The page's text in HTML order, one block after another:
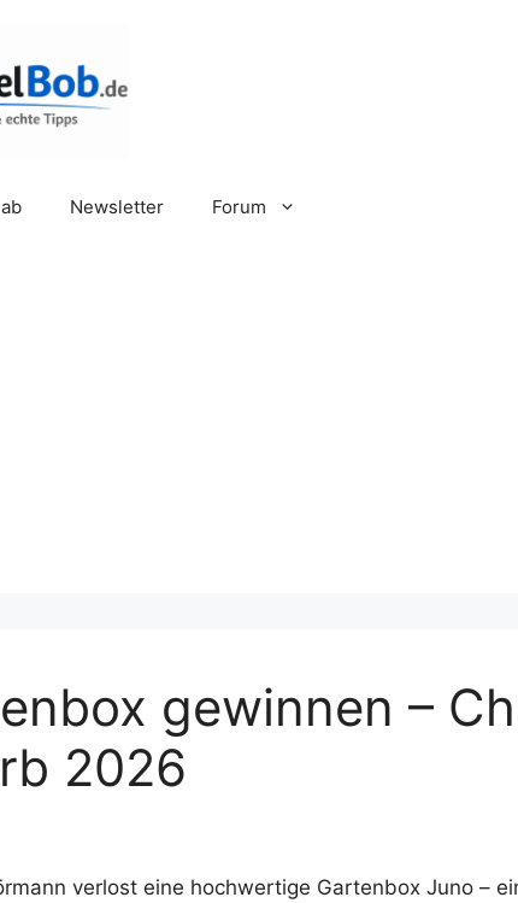
Newsletter Forum
gewinnen –
2026
verlost eine hochwertige Gartenbox Juno –